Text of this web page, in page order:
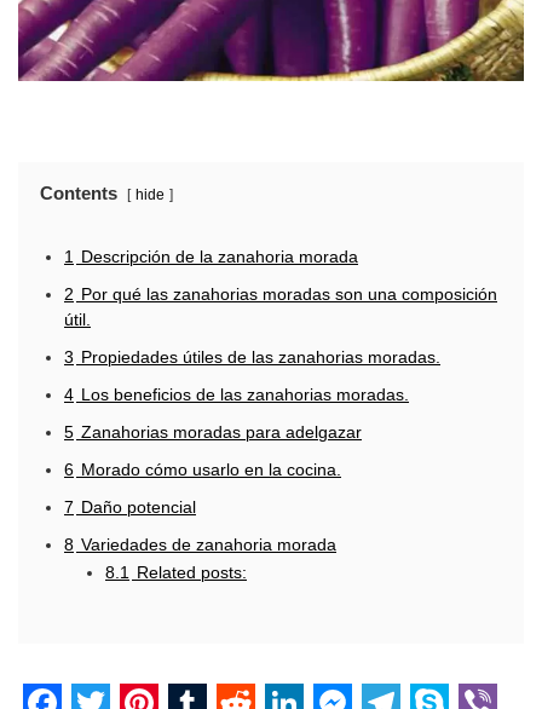
Contents hide
1 Descripción de la zanahoria morada
2 Por qué las zanahorias moradas son una composición
útil.
3 Propiedades útiles de las zanahorias moradas.
4 Los beneficios de las zanahorias moradas.
5 Zanahorias moradas para adelgazar
6 Morado cómo usarlo en la cocina.
7 Daño potencial
8 Variedades de zanahoria morada
8.1 Related posts: